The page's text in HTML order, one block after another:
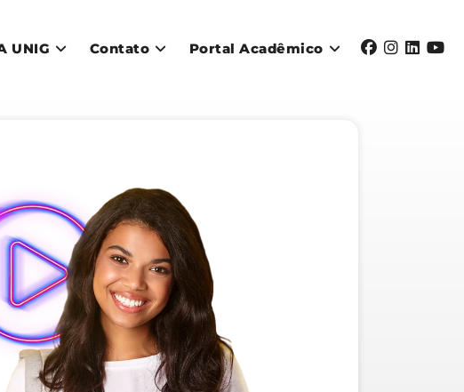
UNIG Contato Portal Acadêmico